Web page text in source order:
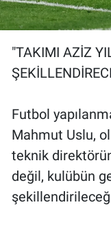
"TAKIMI AZİZ
Futbol
Mahmut Uslu,
teknik
değil, kulübün